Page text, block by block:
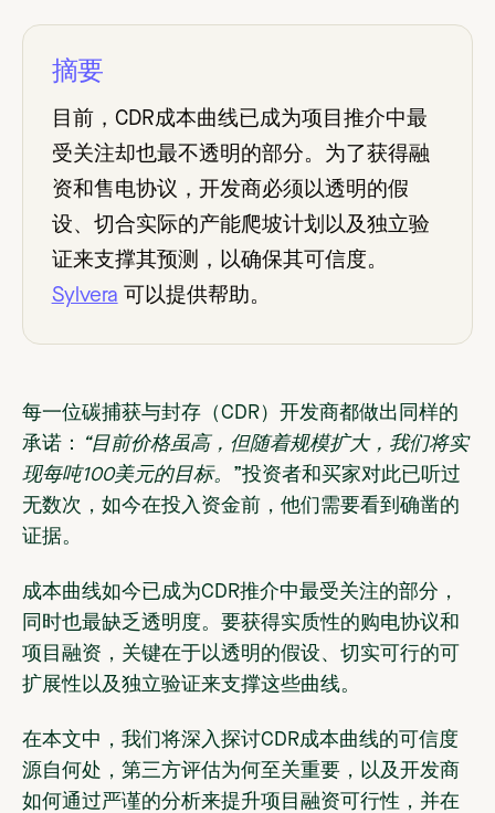
摘要
目前，CDR成本曲线已成为项目推介中最
受关注却也最不透明的部分。为了获得融
资和售电协议，开发商必须以透明的假
设、切合实际的产能爬坡计划以及独立验
证来支撑其预测，以确保其可信度。
Sylvera 可以提供帮助。
每一位碳捕获与封存（CDR）开发商都做出同样的
承诺：
“目前价格虽高，但随着规模扩大，我们将实
现每吨100美元的目标。 ”投资者和买家对此已听过
无数次，如今在投入资金前，他们需要看到确凿的
证据。
成本曲线如今已成为CDR推介中最受关注的部分，
同时也最缺乏透明度。要获得实质性的购电协议和
项目融资，关键在于以透明的假设、切实可行的可
扩展性以及独立验证来支撑这些曲线。
在本文中，我们将深入探讨CDR成本曲线的可信度
源自何处，第三方评估为何至关重要，以及开发商
如何通过严谨的分析来提升项目融资可行性，并在